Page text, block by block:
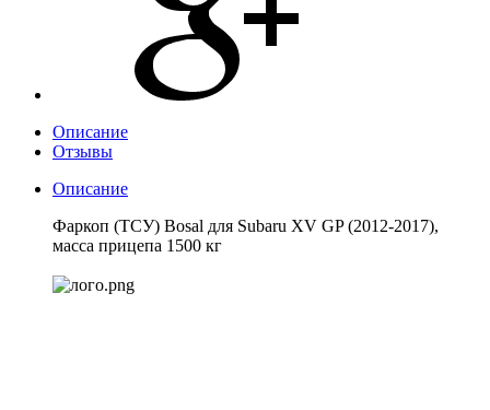
Описание
Отзывы
Описание
Фаркоп (ТСУ) Bosal для Subaru XV GP (2012-2017),
масса прицепа 1500 кг